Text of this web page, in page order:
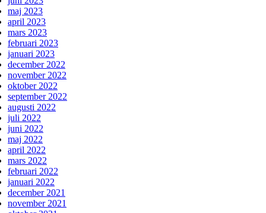
maj 2023
april 2023
mars 2023
februari 2023
januari 2023
december 2022
november 2022
oktober 2022
september 2022
augusti 2022
juli 2022
juni 2022
maj 2022
april 2022
mars 2022
februari 2022
januari 2022
december 2021
november 2021